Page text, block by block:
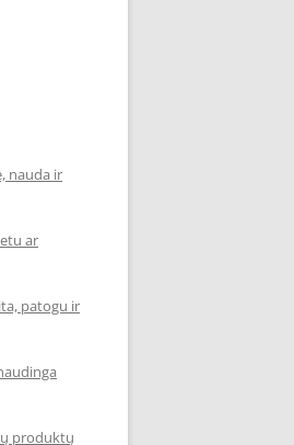
nauda ir
ar
patogu ir
produktų